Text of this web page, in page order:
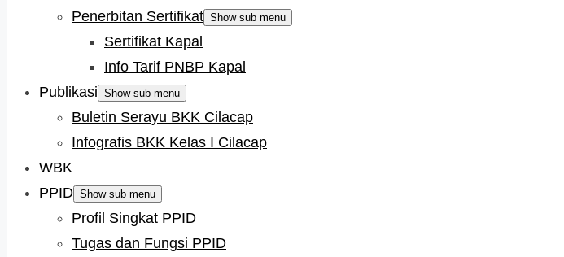
Penerbitan Sertifikat Show sub menu
Sertifikat Kapal
Info Tarif PNBP Kapal
Publikasi Show sub menu
Buletin Serayu BKK Cilacap
Infografis BKK Kelas I Cilacap
WBK
PPID Show sub menu
Profil Singkat PPID
Tugas dan Fungsi PPID